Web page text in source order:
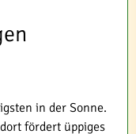
in der Sonne.
fördert üppiges